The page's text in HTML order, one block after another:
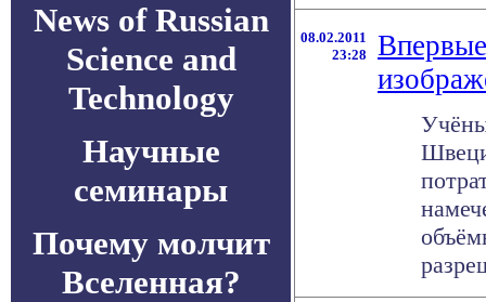
News of Russian
Science and
Technology
Научные
семинары
Почему молчит
Вселенная?
08.02.2011
23:28